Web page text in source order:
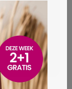
6 aug 2026